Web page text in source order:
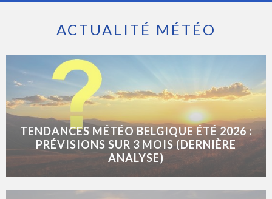
ACTUALITÉ MÉTÉO
TENDANCES MÉTÉO BELGIQUE ÉTÉ 2026 :
PRÉVISIONS SUR 3 MOIS (DERNIÈRE
ANALYSE)